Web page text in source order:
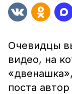
Очевидцы
видео, на
поста